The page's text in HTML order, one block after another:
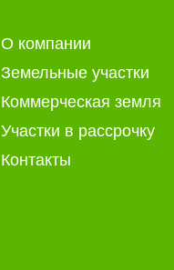
О компании
Земельные участки
Коммерческая земля
Участки в рассрочку
Контакты